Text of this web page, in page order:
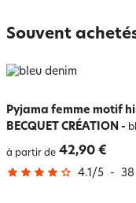
Souvent
Pyjama femme motif
BECQUET CRÉATION -
à partir de 42,90 €
4.1 /5 - 38